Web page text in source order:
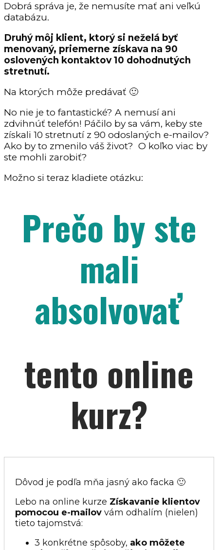
Dobrá správa je, že nemusíte mať ani veľkú
databázu.
Druhý môj klient, ktorý si neželá byť
menovaný, priemerne získava na 90
oslovených kontaktov 10 dohodnutých
stretnutí.
Na ktorých môže predávať 🙂
No nie je to fantastické? A nemusí ani
zdvihnúť telefón! Páčilo by sa vám, keby ste
získali 10 stretnutí z 90 odoslaných e-mailov?
Ako by to zmenilo váš život? O koľko viac by
ste mohli zarobiť?
Možno si teraz kladiete otázku:
Prečo by ste
mali
absolvovať
tento online
kurz?
Dôvod je podľa mňa jasný ako facka 🙂
Lebo na online kurze Získavanie klientov
pomocou e-mailov vám odhalím (nielen)
tieto tajomstvá:
3 konkrétne spôsoby, ako môžete